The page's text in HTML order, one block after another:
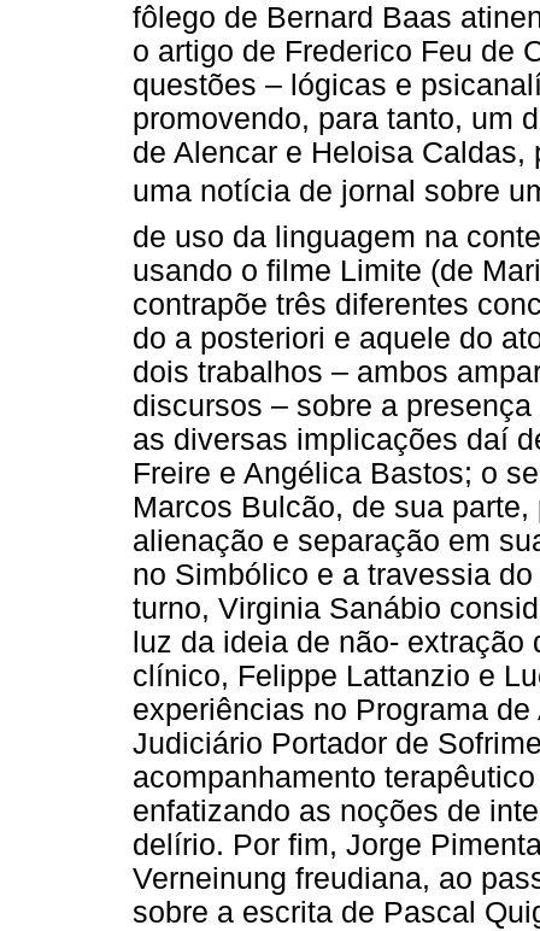
fôlego de Bernard Baas
o artigo de Frederico Feu de
questões – lógicas e
promovendo, para tanto, um
de Alencar e Heloisa
uma notícia de jornal sobre
de uso da linguagem na
usando o filme Limite (de
contrapõe três diferentes
do a posteriori e aquele do
dois trabalhos – ambos
discursos – sobre a
as diversas implicações daí
Freire e Angélica Bastos; o
Marcos Bulcão, de sua
alienação e separação em
no Simbólico e a travessia
turno, Virginia Sanábio
luz da ideia de não-
clínico, Felippe Lattanzio e
experiências no Programa
Judiciário Portador de
acompanhamento
enfatizando as noções de
delírio. Por fim, Jorge
Verneinung freudiana, ao
sobre a escrita de Pascal